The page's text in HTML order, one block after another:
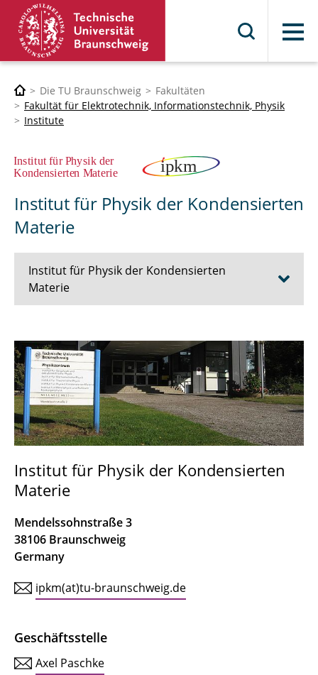
Menü
Die TU Braunschweig
Fakultäten
Fakultät für Elektrotechnik, Informationstechnik, Physik
Institute
Institut für Physik der Kondensierten
Materie
Institut für Physik der Kondensierten
Materie
Lehrveranstaltungen
Mitarbeiter/-innen
Bachelorarbeiten
Institut für Physik der Kondensierten
Materie
Mendelssohnstraße 3
38106 Braunschweig
Germany
ipkm(at)tu-braunschweig.de
Geschäftsstelle
Axel Paschke